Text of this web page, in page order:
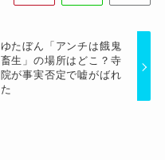
ゆたぼん「アンチは餓鬼
畜生」の場所はどこ？寺
院が事実否定で嘘がばれ
た